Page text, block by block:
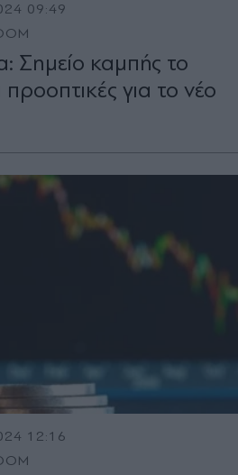
09:49
Σημείο καμπής το
για το νέο
12:16